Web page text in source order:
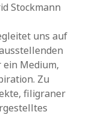
Stockmann
uns auf
Medium,
Zu
filigraner